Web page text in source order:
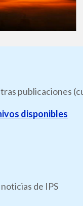
publicaciones
disponibles
de IPS